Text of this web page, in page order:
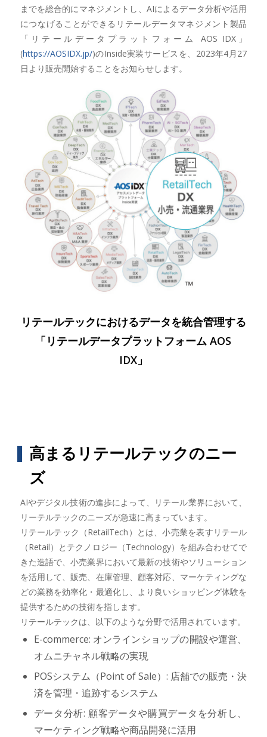
までを総合的にマネジメントし、AIによるデータ分析や活用
につなげることができるリテールデータマネジメント製品
「リテールデータプラットフォーム AOS IDX」
(https://AOSIDX.jp/)のInside実装サービスを、2023年4月27
日より販売開始することをお知らせします。
リテールテックにおけるデータを統合管理する
「リテールデータプラットフォーム AOS
IDX」
高まるリテールテックのニー
ズ
AIやデジタル技術の進歩によって、リテール業界において、
リーテルテックのニーズが急速に高まっています。
リテールテック（RetailTech）とは、小売業を表すリテール
（Retail）とテクノロジー（Technology）を組み合わせてで
きた造語で、小売業界において最新の技術やソリューション
を活用して、販売、在庫管理、顧客対応、マーケティングな
どの業務を効率化・最適化し、より良いショッピング体験を
提供するための技術を指します。
リテールテックは、以下のような分野で活用されています。
E-commerce: オンラインショップの開設や運営、
オムニチャネル戦略の実現
POSシステム（Point of Sale）: 店舗での販売・決
済を管理・追跡するシステム
データ分析: 顧客データや購買データを分析し、
マーケティング戦略や商品開発に活用